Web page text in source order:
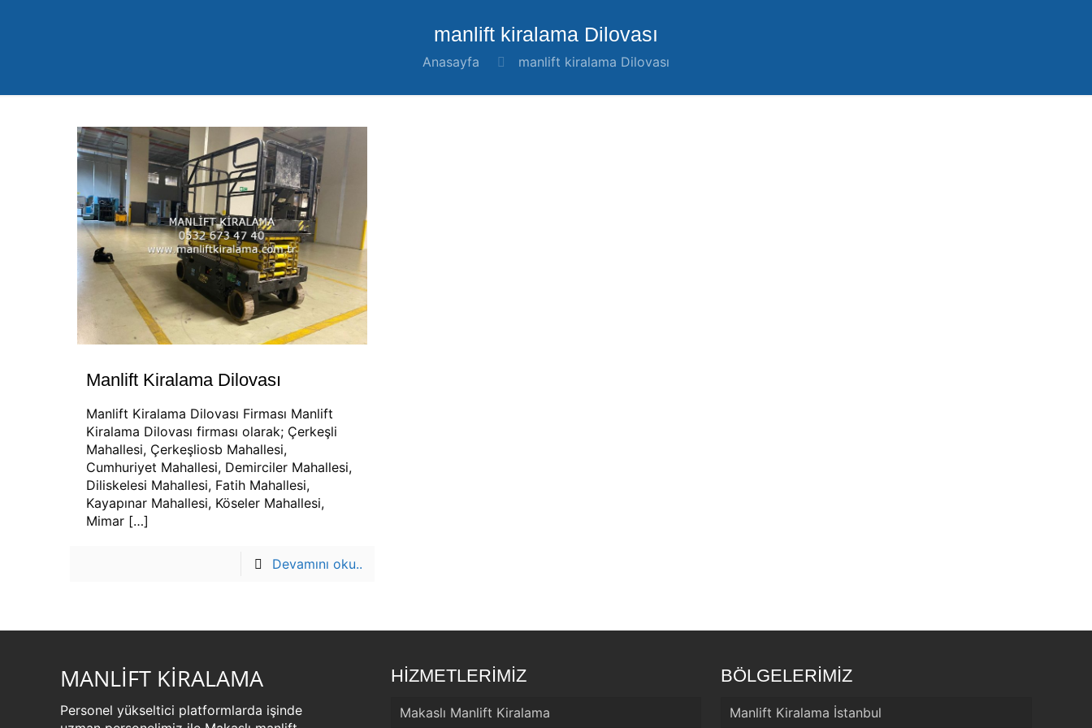
manlift kiralama Dilovası
Anasayfa manlift kiralama Dilovası
Manlift Kiralama Dilovası
Manlift Kiralama Dilovası Firması Manlift
Kiralama Dilovası firması olarak; Çerkeşli
Mahallesi, Çerkeşliosb Mahallesi,
Cumhuriyet Mahallesi, Demirciler Mahallesi,
Diliskelesi Mahallesi, Fatih Mahallesi,
Kayapınar Mahallesi, Köseler Mahallesi,
Mimar[…]
Devamını oku..
MANLİFT KİRALAMA
Personel yükseltici platformlarda işinde
HİZMETLERİMİZ
Makaslı Manlift Kiralama
BÖLGELERİMİZ
Manlift Kiralama İstanbul